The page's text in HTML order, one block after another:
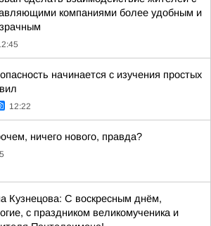
компаниями более удобным и
начинается с изучения простых
12:22
ничего нового, правда?
Кузнецова: С воскресным днём,
с праздником великомученика и